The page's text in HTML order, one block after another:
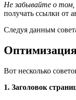
Не забывайте о том,
получать ссылки от
Следуя данным
Оптимизация
Вот несколько
1. Заголовок